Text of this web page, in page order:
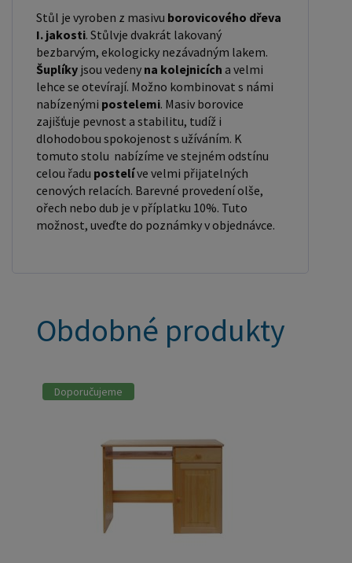
Stůl je vyroben z masivu borovicového dřeva
I. jakosti. Stůlvje dvakrát lakovaný
bezbarvým, ekologicky nezávadným lakem.
Šuplíky jsou vedeny na kolejnicích a velmi
lehce se otevírají. Možno kombinovat s námi
nabízenými postelemi. Masiv borovice
zajišťuje pevnost a stabilitu, tudíž i
dlohodobou spokojenost s užíváním. K
tomuto stolu nabízíme ve stejném odstínu
celou řadu postelíve velmi přijatelných
cenových relacích. Barevné provedení olše,
ořech nebo dub je v příplatku 10%. Tuto
možnost, uveďte do poznámky v objednávce.
Obdobné produkty
Doporučujeme